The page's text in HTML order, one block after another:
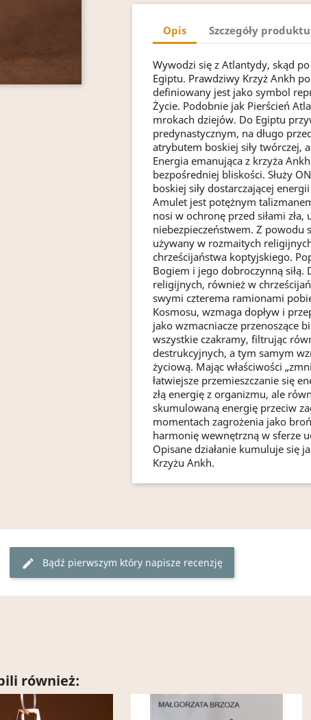
Opis Szczegóły produktu
Wywodzi się z Atlantydy, skąd
Egiptu. Prawdziwy Krzyż Ankh
definiowany jest jako symbol
Życie. Podobnie jak Pierścień
mrokach dziejów. Do Egiptu
predynastycznym, na długo
atrybutem boskiej siły twórczej,
Energia emanująca z krzyża
bezpośredniej bliskości. Służy
boskiej siły dostarczającej
Amulet jest potężnym
nosi w ochronę przed siłami
niebezpieczeństwem. Z powodu
używany w rozmaitych
chrześcijaństwa koptyjskiego.
Bogiem i jego dobroczynną
religijnych, również w
swymi czterema ramionami
Kosmosu, wzmaga dopływ i
jako wzmacniacze przenoszące
wszystkie czakramy, filtrując
destrukcyjnych, a tym samym
życiową. Mając właściwości
łatwiejsze przemieszczanie się
złą energię z organizmu, ale
skumulowaną energię przeciw
momentach zagrożenia jako
harmonię wewnętrzną w sferze
Opisane działanie kumuluje się
Krzyżu Ankh.
edit Bądź pierwszym który napisze recenzję
również: